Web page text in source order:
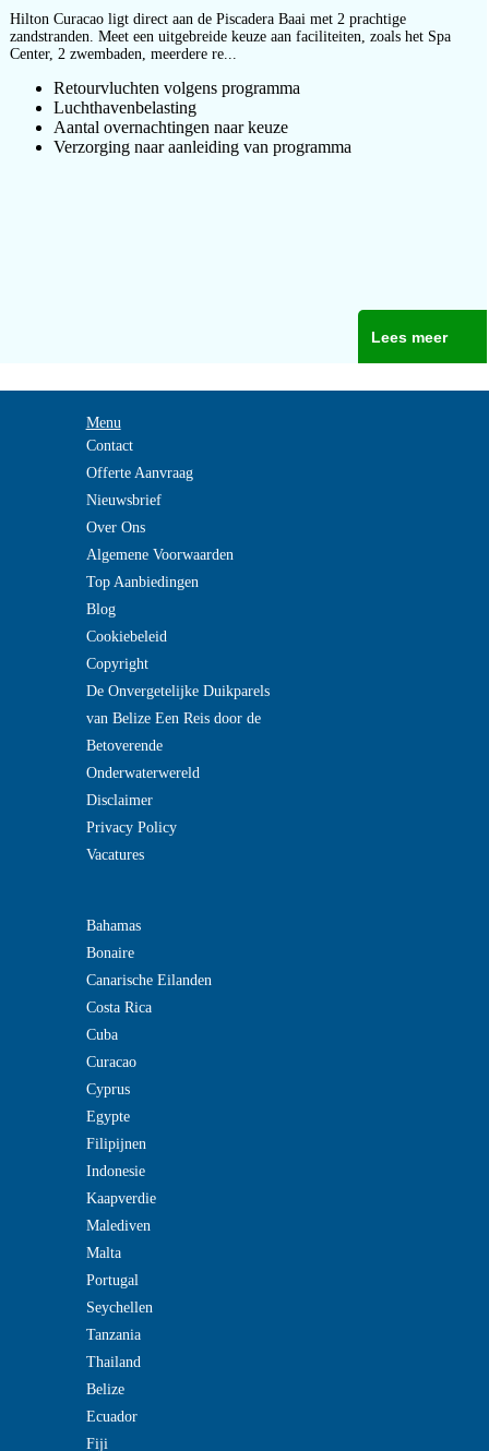
Hilton Curacao ligt direct aan de Piscadera Baai met 2 prachtige
zandstranden. Meet een uitgebreide keuze aan faciliteiten, zoals het Spa
Center, 2 zwembaden, meerdere re...
Retourvluchten volgens programma
Luchthavenbelasting
Aantal overnachtingen naar keuze
Verzorging naar aanleiding van programma
Lees meer
Menu
Contact
Offerte Aanvraag
Nieuwsbrief
Over Ons
Algemene Voorwaarden
Top Aanbiedingen
Blog
Cookiebeleid
Copyright
De Onvergetelijke Duikparels
van Belize Een Reis door de
Betoverende
Onderwaterwereld
Disclaimer
Privacy Policy
Vacatures
Bahamas
Bonaire
Canarische Eilanden
Costa Rica
Cuba
Curacao
Cyprus
Egypte
Filipijnen
Indonesie
Kaapverdie
Malediven
Malta
Portugal
Seychellen
Tanzania
Thailand
Belize
Ecuador
Fiji